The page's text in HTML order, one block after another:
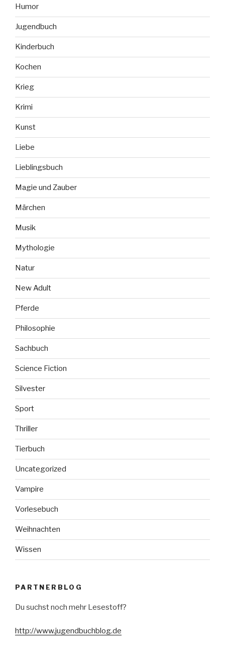
Humor
Jugendbuch
Kinderbuch
Kochen
Krieg
Krimi
Kunst
Liebe
Lieblingsbuch
Magie und Zauber
Märchen
Musik
Mythologie
Natur
New Adult
Pferde
Philosophie
Sachbuch
Science Fiction
Silvester
Sport
Thriller
Tierbuch
Uncategorized
Vampire
Vorlesebuch
Weihnachten
Wissen
PARTNERBLOG
Du suchst noch mehr Lesestoff?
http://www.jugendbuchblog.de